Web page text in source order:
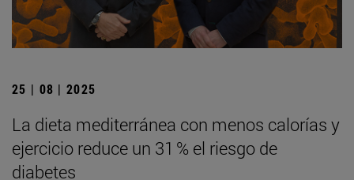
25 | 08 | 2025
La dieta mediterránea con menos calorías y
ejercicio reduce un 31 % el riesgo de
diabetes